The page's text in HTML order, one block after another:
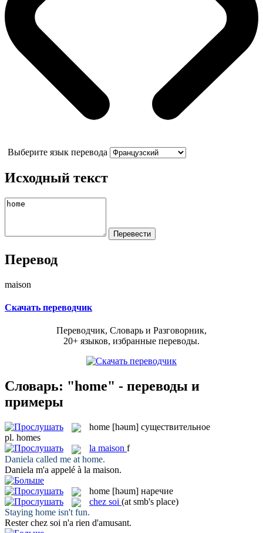
Выберите язык перевода
Исходный текст
Перевод
maison
Скачать переводчик
Переводчик, Словарь и Разговорник,
20+ языков, избранные переводы.
Словарь: "home" - переводы и
примеры
home [həum] существительное
pl. homes
la maison f
Daniela called me at home.
Daniela m'a appelé à la maison.
home [həum] наречие
chez soi (at smb's place)
Staying home isn't fun.
Resterchez soi n'a rien d'amusant.